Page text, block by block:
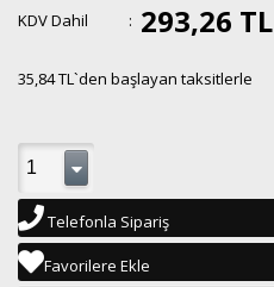
KDV Dahil : 293,26 TL
35,84 TL`den başlayan taksitlerle
Telefonla Sipariş
Favorilere Ekle